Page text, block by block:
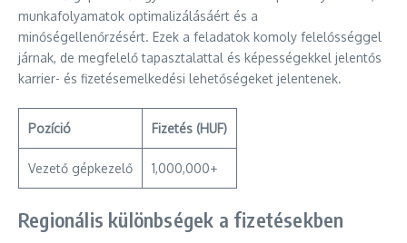
munkafolyamatok optimalizálásáért és a
minőségellenőrzésért. Ezek a feladatok komoly felelősséggel
járnak, de megfelelő tapasztalattal és képességekkel jelentős
karrier- és fizetésemelkedési lehetőségeket jelentenek.
Pozíció Fizetés (HUF)
Vezető gépkezelő 1,000,000+
Regionális különbségek a fizetésekben